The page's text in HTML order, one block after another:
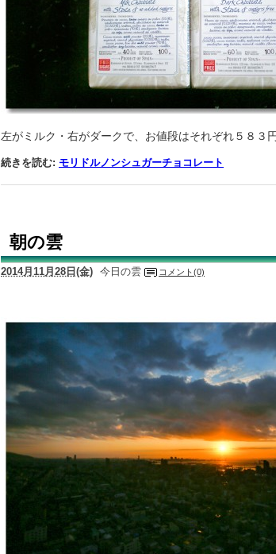
左がミルク・右がダークで、お値段はそれぞれ５８３円
続きを読む: モリドルノンシュガーチョコレート
朝の雲
2014月11月28日(金) 今日の雲 コメント(0)